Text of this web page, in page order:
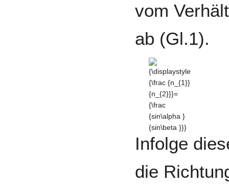
vom
ab (Gl.1).
{\displaystyle
{\frac {n_{1}}
{n_{2}}}=
{\frac
{sin\alpha }
{sin\beta }}}
Infolge
die